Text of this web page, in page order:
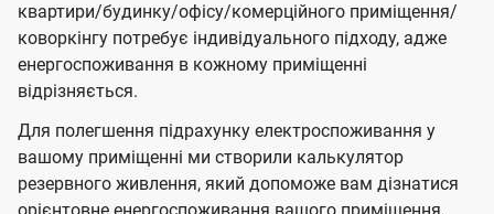
квартири/будинку/офісу/комерційного приміщення/
коворкінгу потребує індивідуального підходу, адже
енергоспоживання в кожному приміщенні
відрізняється.
Для полегшення підрахунку електроспоживання у
вашому приміщенні ми створили калькулятор
резервного живлення, який допоможе вам дізнатися